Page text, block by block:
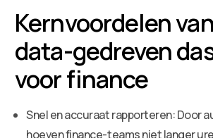
Kernvoordelen
data-gedreven
voor finance
Snel en accuraat rapporteren: Door
hoeven finance-teams niet langer